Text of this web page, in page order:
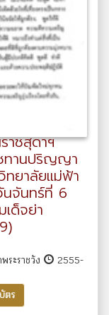
าชสุดาฯ
ทานปริญญา
ทยาลัยแม่ฟ้า
นจันทร์ที่ 6
ด็จย่า
ระราชวัง
2555-
ตร